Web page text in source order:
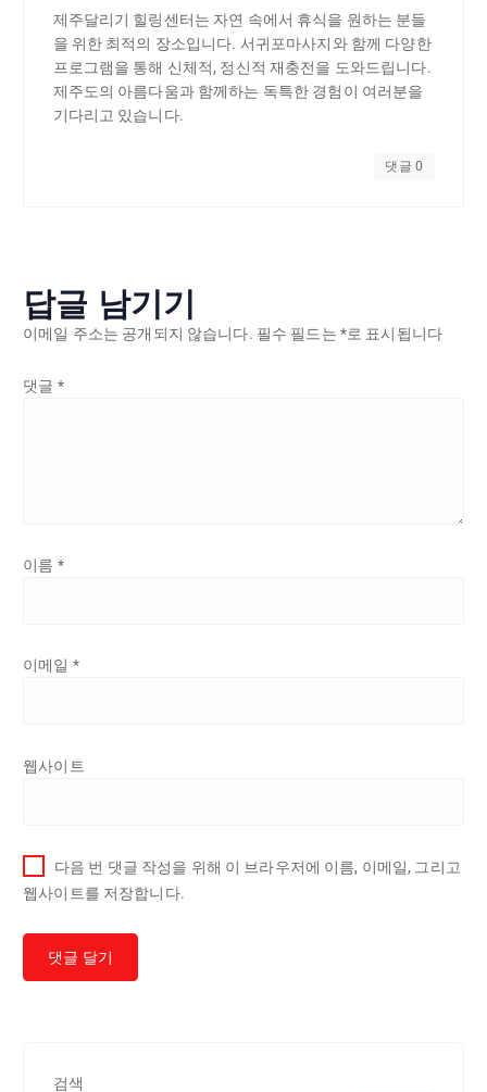
제주달리기 힐링센터는 자연 속에서 휴식을 원하는 분들
을 위한 최적의 장소입니다. 서귀포마사지와 함께 다양한
프로그램을 통해 신체적, 정신적 재충전을 도와드립니다.
제주도의 아름다움과 함께하는 독특한 경험이 여러분을
기다리고 있습니다.
댓글 0
답글 남기기
이메일 주소는 공개되지 않습니다. 필수 필드는 *로 표시됩니다
댓글 *
이름 *
이메일 *
웹사이트
다음 번 댓글 작성을 위해 이 브라우저에 이름, 이메일, 그리고
웹사이트를 저장합니다.
검색